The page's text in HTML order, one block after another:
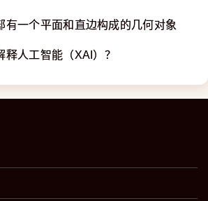
有一个平面和直边构成的几何对象
释人工智能（XAI）？